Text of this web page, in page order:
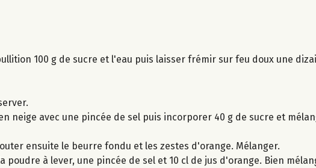
100 g de sucre et l'eau puis laisser frémir sur feu doux une
neige avec une pincée de sel puis incorporer 40 g de sucre et
ensuite le beurre fondu et les zestes d'orange. Mélanger.
à lever, une pincée de sel et 10 cl de jus d'orange. Bien